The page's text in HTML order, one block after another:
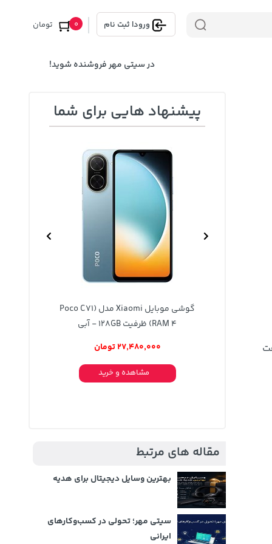
ورود| ثبت نام تومان 0
در سیتی مهر فروشنده شوید!
پیشنهاد هایی برای شما
گوشی موبایل Xiaomi مدل (Poco C71
(RAM 4 ظرفیت 128GB - آبی
27,480,000 تومان
مشاهده و خرید
مقاله های مرتبط
بهترین وسایل دیجیتال برای هدیه
سیتی مهر؛ تحولی در کسب‌وکارهای
ایرانی